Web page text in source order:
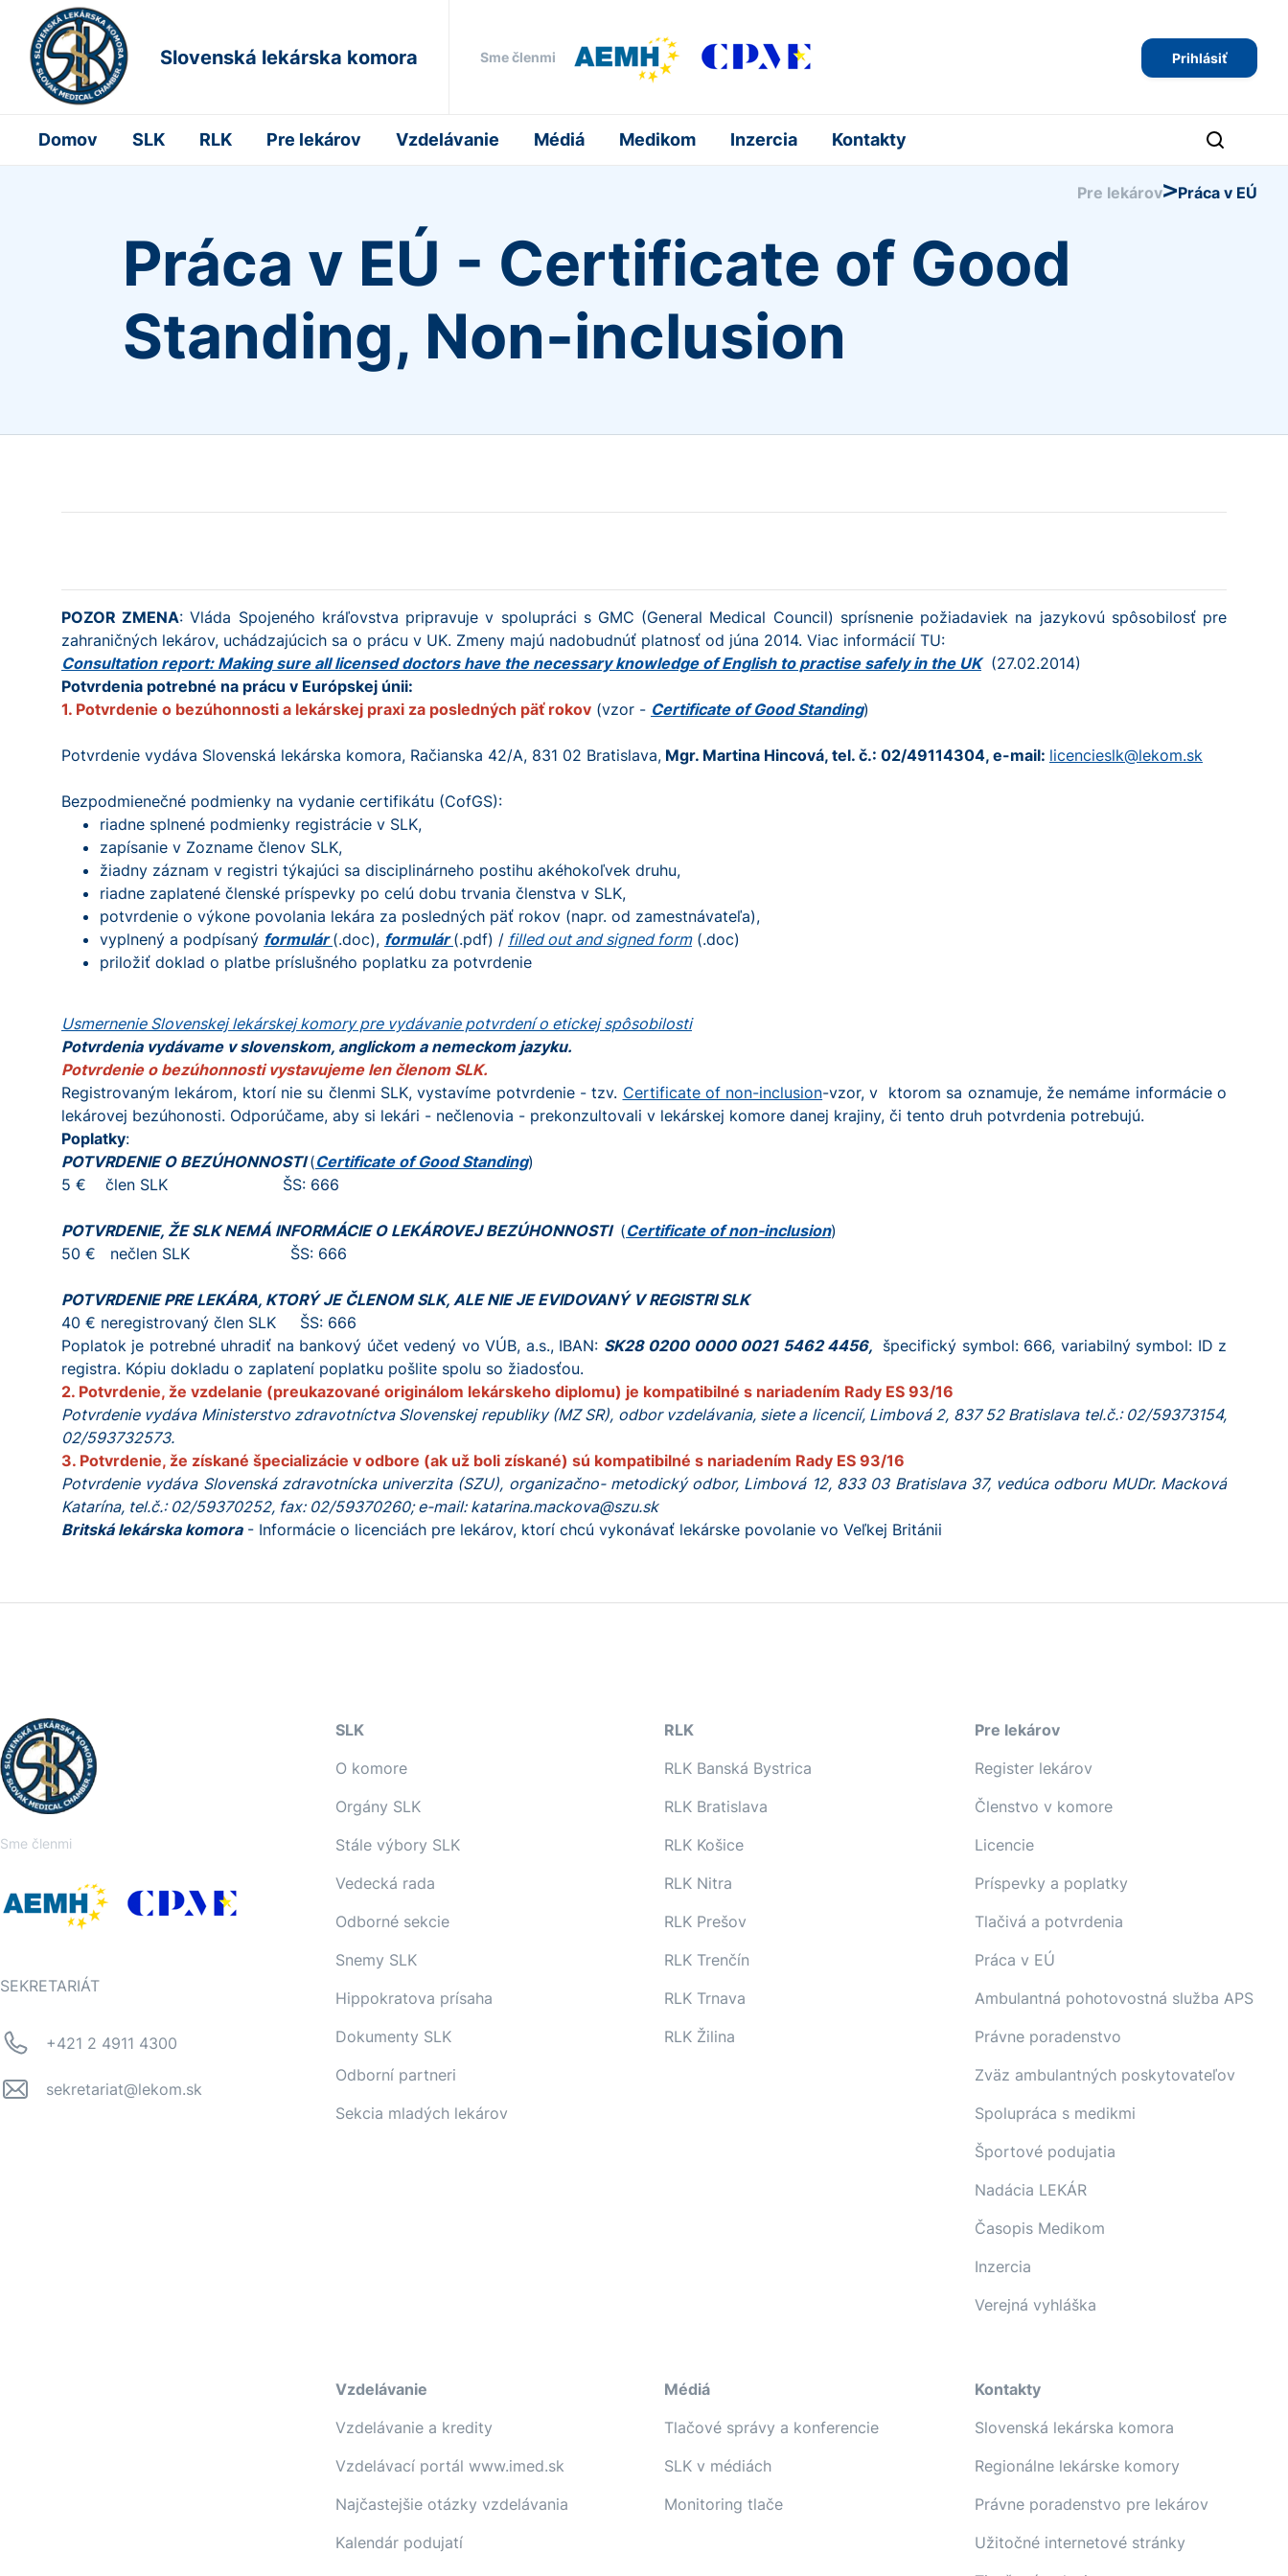
Slovenská lekárska komora Sme členmi Prihlásiť
Domov SLK RLK Pre lekárov Vzdelávanie Médiá Medikom Inzercia Kontakty
Pre lekárov>Práca v EÚ
Práca v EÚ - Certificate of Good
Standing, Non-inclusion
POZOR ZMENA: Vláda Spojeného kráľovstva pripravuje v spolupráci s GMC (General Medical Council) sprísnenie požiadaviek na jazykovú spôsobilosť pre
zahraničných lekárov, uchádzajúcich sa o prácu v UK. Zmeny majú nadobudnúť platnosť od júna 2014. Viac informácií TU:
Consultation report: Making sure all licensed doctors have the necessary knowledge of English to practise safely in the UK(27.02.2014)
Potvrdenia potrebné na prácu v Európskej únii:
1. Potvrdenie o bezúhonnosti a lekárskej praxi za posledných päť rokov (vzor - Certificate of Good Standing)
Potvrdenie vydáva Slovenská lekárska komora, Račianska 42/A, 831 02 Bratislava, Mgr. Martina Hincová, tel. č.: 02/49114304, e-mail: licencieslk@lekom.sk
Bezpodmienečné podmienky na vydanie certifikátu (CofGS):
riadne splnené podmienky registrácie v SLK,
zapísanie v Zozname členov SLK,
žiadny záznam v registri týkajúci sa disciplinárneho postihu akéhokoľvek druhu,
riadne zaplatené členské príspevky po celú dobu trvania členstva v SLK,
potvrdenie o výkone povolania lekára za posledných päť rokov (napr. od zamestnávateľa),
vyplnený a podpísaný formulár(.doc), formulár(.pdf) / filled out and signed form(.doc)
priložiť doklad o platbe príslušného poplatku za potvrdenie
Usmernenie Slovenskej lekárskej komory pre vydávanie potvrdení o etickej spôsobilosti
Potvrdenia vydávame v slovenskom, anglickom a nemeckom jazyku.
Potvrdenie o bezúhonnosti vystavujeme len členom SLK.
Registrovaným lekárom, ktorí nie su členmi SLK, vystavíme potvrdenie - tzv. Certificate of non-inclusion-vzor, v ktorom sa oznamuje, že nemáme informácie o
lekárovej bezúhonosti. Odporúčame, aby si lekári - nečlenovia - prekonzultovali v lekárskej komore danej krajiny, či tento druh potvrdenia potrebujú.
Poplatky:
POTVRDENIE O BEZÚHONNOSTI (Certificate of Good Standing)
5 € člen SLK ŠS: 666
POTVRDENIE, ŽE SLK NEMÁ INFORMÁCIE O LEKÁROVEJ BEZÚHONNOSTI (Certificate of non-inclusion)
50 € nečlen SLK ŠS: 666
POTVRDENIE PRE LEKÁRA, KTORÝ JE ČLENOM SLK, ALE NIE JE EVIDOVANÝ V REGISTRI SLK
40 € neregistrovaný člen SLK ŠS: 666
Poplatok je potrebné uhradiť na bankový účet vedený vo VÚB, a.s., IBAN: SK28 0200 0000 0021 5462 4456, špecifický symbol: 666, variabilný symbol: ID z
registra. Kópiu dokladu o zaplatení poplatku pošlite spolu so žiadosťou.
2. Potvrdenie, že vzdelanie (preukazované originálom lekárskeho diplomu) je kompatibilné s nariadením Rady ES 93/16
Potvrdenie vydáva Ministerstvo zdravotníctva Slovenskej republiky (MZ SR), odbor vzdelávania, siete a licencií, Limbová 2, 837 52 Bratislava tel.č.: 02/59373154,
02/593732573.
3. Potvrdenie, že získané špecializácie v odbore (ak už boli získané) sú kompatibilné s nariadením Rady ES 93/16
Potvrdenie vydáva Slovenská zdravotnícka univerzita (SZU), organizačno- metodický odbor, Limbová 12, 833 03 Bratislava 37, vedúca odboru MUDr. Macková
Katarína, tel.č.: 02/59370252, fax: 02/59370260; e-mail: katarina.mackova@szu.sk
Britská lekárska komora- Informácie o licenciách pre lekárov, ktorí chcú vykonávať lekárske povolanie vo Veľkej Británii
Sme členmi
SEKRETARIÁT
+421 2 4911 4300
sekretariat@lekom.sk
SLK
O komore
Orgány SLK
Stále výbory SLK
Vedecká rada
Odborné sekcie
Snemy SLK
Hippokratova prísaha
Dokumenty SLK
Odborní partneri
Sekcia mladých lekárov
RLK
RLK Banská Bystrica
RLK Bratislava
RLK Košice
RLK Nitra
RLK Prešov
RLK Trenčín
RLK Trnava
RLK Žilina
Pre lekárov
Register lekárov
Členstvo v komore
Licencie
Príspevky a poplatky
Tlačivá a potvrdenia
Práca v EÚ
Ambulantná pohotovostná služba APS
Právne poradenstvo
Zväz ambulantných poskytovateľov
Spolupráca s medikmi
Športové podujatia
Nadácia LEKÁR
Časopis Medikom
Inzercia
Verejná vyhláška
Vzdelávanie
Vzdelávanie a kredity
Vzdelávací portál www.imed.sk
Najčastejšie otázky vzdelávania
Kalendár podujatí
Médiá
Tlačové správy a konferencie
SLK v médiách
Monitoring tlače
Kontakty
Slovenská lekárska komora
Regionálne lekárske komory
Právne poradenstvo pre lekárov
Užitočné internetové stránky